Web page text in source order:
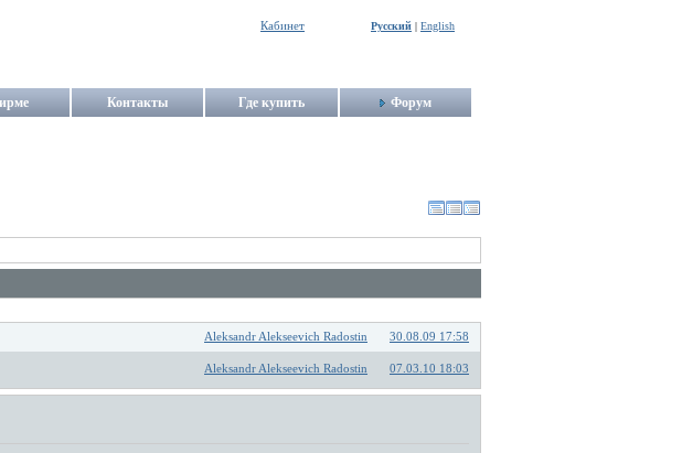
Кабинет Русский | English
Контакты Где купить Форум
Aleksandr Alekseevich Radostin 30.08.09 17:58
Aleksandr Alekseevich Radostin 07.03.10 18:03